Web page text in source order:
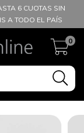
6 CUOTAS SIN
A TODO EL PAÍS
0